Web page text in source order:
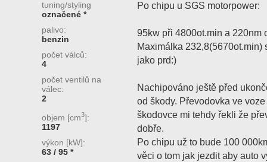
tuning/styling
označené *
palivo:
benzin
počet válců:
4
počet ventilů na
válec:
2
objem [cm3]:
1197
výkon [kW]:
63 / 95 *
Po chipu u SGS motorpower:
95kw při 4800ot.min a 220nm
Maximálka 232,8(5670ot.min)
jako prd:)
Nachipováno ještě před
od škody. Převodovka ve
škodovce mi tehdy řekli že
dobře.
Po chipu už to bude 100
věci o tom jak jezdit aby auto